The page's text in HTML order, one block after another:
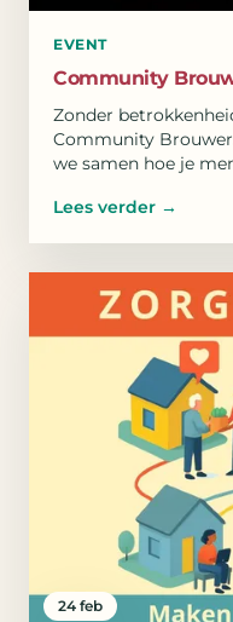
EVENT
Community
Zonder
Community
we samen hoe je
Lees verder →
24 feb